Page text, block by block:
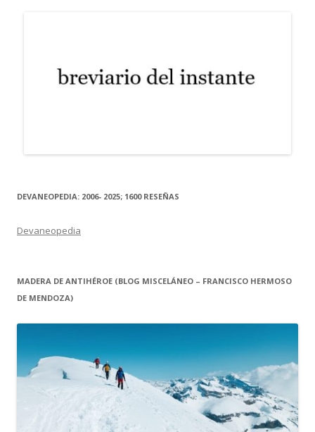
DEVANEOPEDIA: 2006- 2025; 1600 RESEÑAS
Devaneopedia
MADERA DE ANTIHÉROE (BLOG MISCELÁNEO – FRANCISCO HERMOSO
DE MENDOZA)